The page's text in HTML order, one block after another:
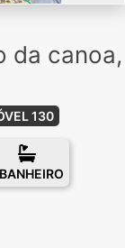
da canoa,
130